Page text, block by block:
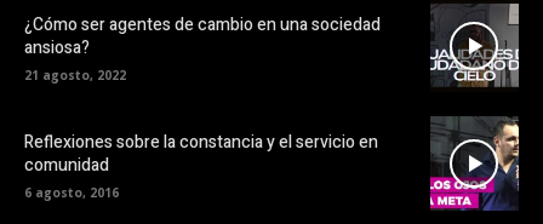
¿Cómo ser agentes de cambio en una sociedad
ansiosa?
21 agosto, 2022
Reflexiones sobre la constancia y el servicio en
comunidad
6 agosto, 2016